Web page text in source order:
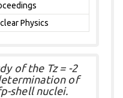
Physics
of the Tz = -2
of
shell nuclei.